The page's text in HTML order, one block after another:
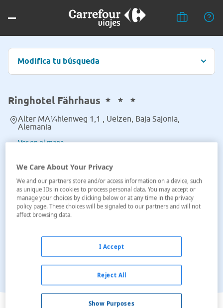
Modifica tu búsqueda
Ringhotel Fährhaus
Alter MA¼hlenweg 1,1 , Uelzen, Baja Sajonia,
Alemania
Ver en el mapa
Ver en el mapa
We Care About Your Privacy
We and our partners store and/or access information on a device, such
as unique IDs in cookies to process personal data. You may accept or
manage your choices by clicking below or at any time in the privacy
policy page. These choices will be signaled to our partners and will not
affect browsing data.
Show Purposes
Reject All
I Accept